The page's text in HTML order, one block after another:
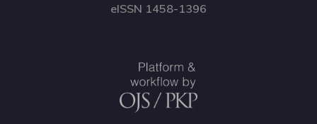
eISSN 1458-1396